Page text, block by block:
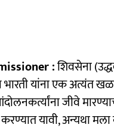
:शिवसेना
यांना एक अत्यंत
जीवे
यावी, अन्यथा मला